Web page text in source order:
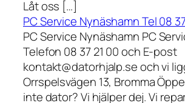
Låt oss […]
PC Service Nynäshamn Tel 08
PC Service Nynäshamn PC
Telefon 08 37 21 00 och E-post
kontakt@datorhjalp.se och vi
Orrspelsvägen 13, Bromma
inte dator? Vi hjälper dej. Vi